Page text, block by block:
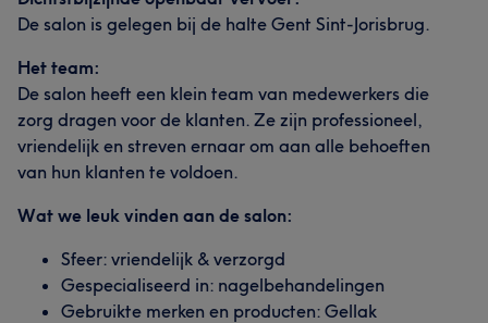
De salon is gelegen bij de halte Gent Sint-Jorisbrug.
Het team:
De salon heeft een klein team van medewerkers die
zorg dragen voor de klanten. Ze zijn professioneel,
vriendelijk en streven ernaar om aan alle behoeften
van hun klanten te voldoen.
Wat we leuk vinden aan de salon:
Sfeer: vriendelijk & verzorgd
Gespecialiseerd in: nagelbehandelingen
Gebruikte merken en producten: Gellak